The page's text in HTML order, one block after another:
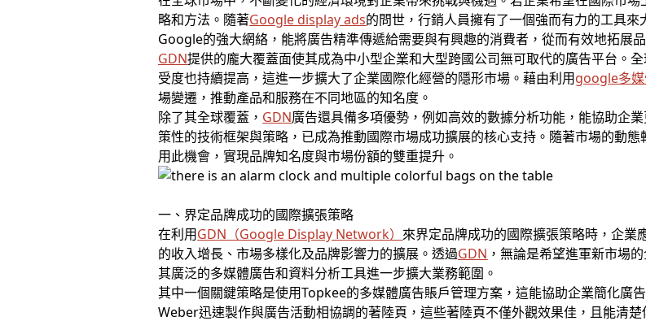
略和方法。隨著Google display ads的問世，行銷人員擁有了一個強而有力的工具來
Google的強大網絡，能將廣告精準傳遞給需要與有興趣的消費者，從而有效地拓展
GDN提供的龐大覆蓋面使其成為中小型企業和大型跨國公司無可取代的廣告平台。
受度也持續提高，這進一步擴大了企業國際化經營的隱形市場。藉由利用google多
場變遷，推動產品和服務在不同地區的知名度。
除了其全球覆蓋， GDN廣告還具備多項優勢，例如高效的數據分析功能，能協助企
策性的技術框架與策略，已成為推動國際市場成功擴展的核心支持。隨著市場的動
用此機會，實現品牌知名度與市場份額的雙重提升。
一、界定品牌成功的國際擴張策略
在利用GDN（Google Display Network） 來界定品牌成功的國際擴張策略時，企
的收入增長、市場多樣化及品牌影響力的擴展。透過GDN ，無論是希望進軍新市場
其廣泛的多媒體廣告和資料分析工具進一步擴大業務範圍。
其中一個關鍵策略是使用Topkee的多媒體廣告賬戶管理方案，這能協助企業簡化廣
Weber迅速製作與廣告活動相協調的著陸頁，這些著陸頁不僅外觀效果佳，且能清